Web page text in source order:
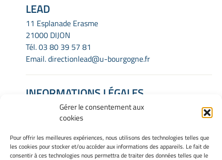
Gérer le consentement aux
cookies
Pour offrir les meilleures expériences, nous utilisons des technologies telles que
les cookies pour stocker et/ou accéder aux informations des appareils. Le fait de
consentir à ces technologies nous permettra de traiter des données telles que le
LEAD
11 Esplanade Erasme
21000 DIJON
Tél.03 80 39 57 81
Email.directionlead@u-bourgogne.fr
INFORMATIONS LÉGALES
Mentions Légales
Gérer mes cookies
Déclaration de confidentialité
Avertissement